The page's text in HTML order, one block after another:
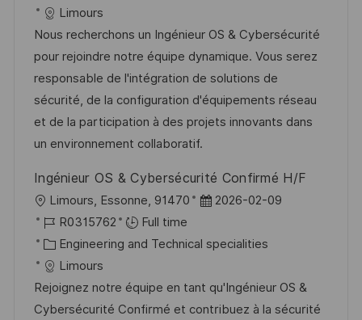
a
t
i
o
n
e
d
D
a
t
e
b
I
d
a
t
e
g
o
r
y
Limours
Nous recherchons un Ingénieur OS & Cybersécurité
pour rejoindre notre équipe dynamique. Vous serez
responsable de l'intégration de solutions de
sécurité, de la configuration d'équipements réseau
et de la participation à des projets innovants dans
un environnement collaboratif.
Ingénieur OS & Cybersécurité Confirmé H/F
L
o
c
a
t
i
Limours, Essonne, 91470
P
s
e
d
2026-02-09
J
o
b
I
d
R0315762
Full time
C
a
t
e
Engineering and Technical specialities
Limours
Rejoignez notre équipe en tant qu'Ingénieur OS &
Cybersécurité Confirmé et contribuez à la sécurité